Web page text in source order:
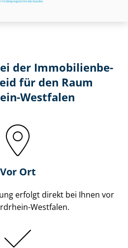
der Im­mo­bi­li­en­be­
für den Raum
Westfalen
Vor Ort
erfolgt direkt bei Ihnen vor
Westfalen.